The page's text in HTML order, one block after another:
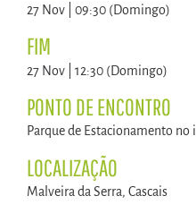
27 Nov | 09:30 (Domingo)
FIM
27 Nov | 12:30 (Domingo)
PONTO DE ENCONTRO
Parque de Estacionamento
LOCALIZAÇÃO
Malveira da Serra, Cascais